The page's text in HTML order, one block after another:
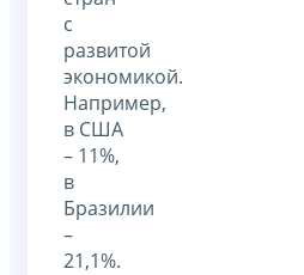
с
развитой
экономикой.
Например,
в США
– 11%,
в
Бразилии
–
21,1%.